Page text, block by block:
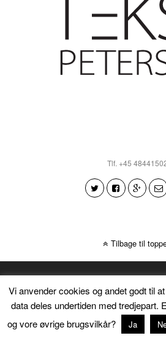
Tlf. +45
Vi anvender cookies og andet godt til
data deles undertiden med tredjepart.
og vore øvrige brugsvilkår?
Ja
Tilbage til